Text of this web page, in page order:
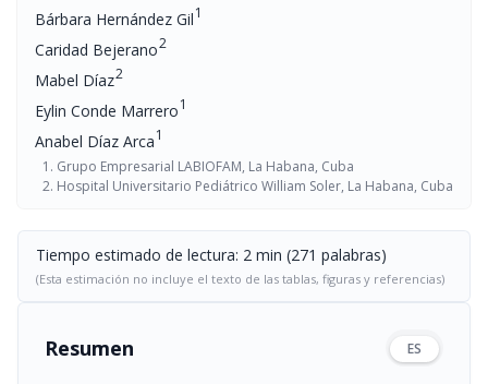
Bárbara Hernández Gil1
Caridad Bejerano2
Mabel Díaz2
Eylin Conde Marrero1
Anabel Díaz Arca1
Grupo Empresarial LABIOFAM, La Habana, Cuba
Hospital Universitario Pediátrico William Soler, La Habana, Cuba
Tiempo estimado de lectura: 2 min (271 palabras)
(Esta estimación no incluye el texto de las tablas, figuras y referencias)
Resumen ES